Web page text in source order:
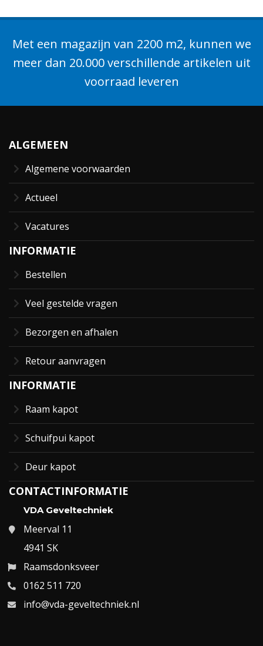
Met een magazijn van 2200 m2, kunnen we
meer dan 20.000 verschillende artikelen uit
voorraad leveren
ALGEMEEN
Algemene voorwaarden
Actueel
Vacatures
INFORMATIE
Bestellen
Veel gestelde vragen
Bezorgen en afhalen
Retour aanvragen
INFORMATIE
Raam kapot
Schuifpui kapot
Deur kapot
CONTACTINFORMATIE
VDA Geveltechniek
Meerval 11
4941 SK
Raamsdonksveer
0162 511 720
info@vda-geveltechniek.nl